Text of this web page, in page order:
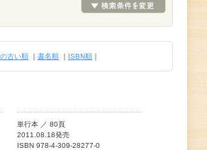
古い順 ｜ 書名順 ｜ ISBN順 ｜
単行本 ／ 80頁
2011.08.18発売
ISBN 978-4-309-28277-0